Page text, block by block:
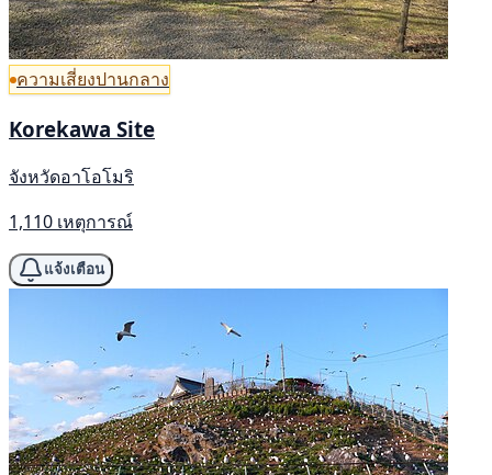
ความเสี่ยงปานกลาง
Korekawa Site
จังหวัดอาโอโมริ
1,110 เหตุการณ์
แจ้งเตือน